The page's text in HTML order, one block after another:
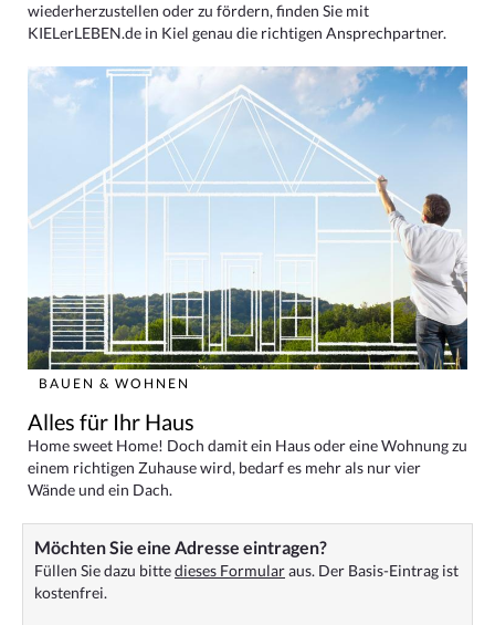
wiederherzustellen oder zu fördern, finden Sie mit
KIELerLEBEN.de in Kiel genau die richtigen Ansprechpartner.
BAUEN & WOHNEN
Alles für Ihr Haus
Home sweet Home! Doch damit ein Haus oder eine Wohnung zu
einem richtigen Zuhause wird, bedarf es mehr als nur vier
Wände und ein Dach.
Möchten Sie eine Adresse eintragen?
Füllen Sie dazu bittedieses Formularaus. Der Basis-Eintrag ist
kostenfrei.